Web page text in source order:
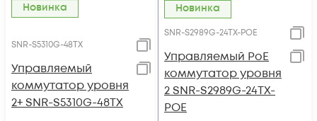
Новинка
SNR-S5310G-48TX
Управляемый
коммутатор уровня
2+ SNR-S5310G-48TX
Новинка
SNR-S2989G-24TX-POE
Управляемый PoE
коммутатор уровня
2 SNR-S2989G-24TX-
POE